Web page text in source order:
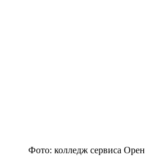
Фото: колледж сервиса